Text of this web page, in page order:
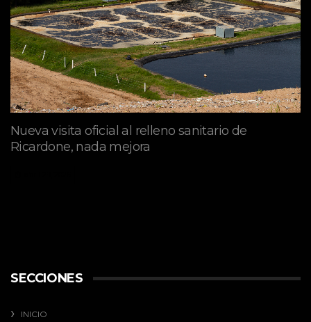
Nueva visita oficial al relleno sanitario de
Ricardone, nada mejora
SECCIONES
INICIO